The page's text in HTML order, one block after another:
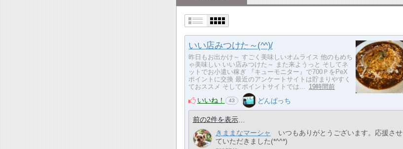
いい店みつけた～(^^)/
昨日もお出かけ～ すごく美味しいオムライス 他のもめち
ゃ美味しい いい店みつけた～ また来ようっと そしてネ
ットでお小遣い稼ぎ 『キューモニター』で700ＰをPeX
ポイントに交換 最近のアンケートサイトは貯まりやすく
ておススメ そしてポイントサイトでは... 19時間前
いいね！ 43 どんぱっち
前の2件を表示
きままなマーシャ
いつもありがとうございます。応援させ
ていただきました(*^^*)